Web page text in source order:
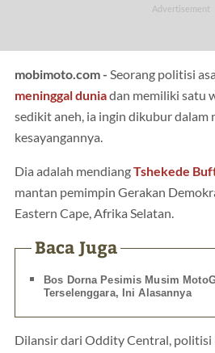
mobimoto.com - Seorang politisi
meninggal duniadan memiliki satu
sedikit aneh, ia ingin dikubur dalam
kesayangannya.
Dia adalah mendiangTshekede
mantan pemimpin Gerakan
Eastern Cape, Afrika Selatan.
Baca Juga
Bos Dorna Pesimis Musim
Terselenggara, Ini Alasannya
Dilansir dari Oddity Central,